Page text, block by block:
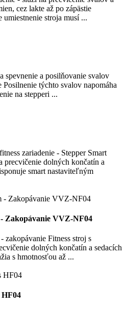
cez lakte až po zápästie
stroja musí ...
spevnenie a posilňovanie svalov
týchto svalov napomáha
na stepperi ...
zariadenie - Stepper Smart
precvičenie dolných končatín a
smart nastaviteľným
- Zakopávanie VVZ-NF04
zakopávanie Fitness stroj s
dolných končatín a sedacích
s hmotnosťou až ...
HF04